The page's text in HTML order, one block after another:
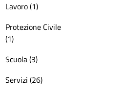
Lavoro (1)
Protezione Civile
(1)
Scuola (3)
Servizi (26)